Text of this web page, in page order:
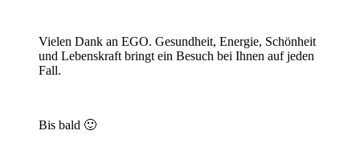
Vielen Dank an EGO. Gesundheit, Energie, Schönheit
und Lebenskraft bringt ein Besuch bei Ihnen auf jeden
Fall.
Bis bald 🙂